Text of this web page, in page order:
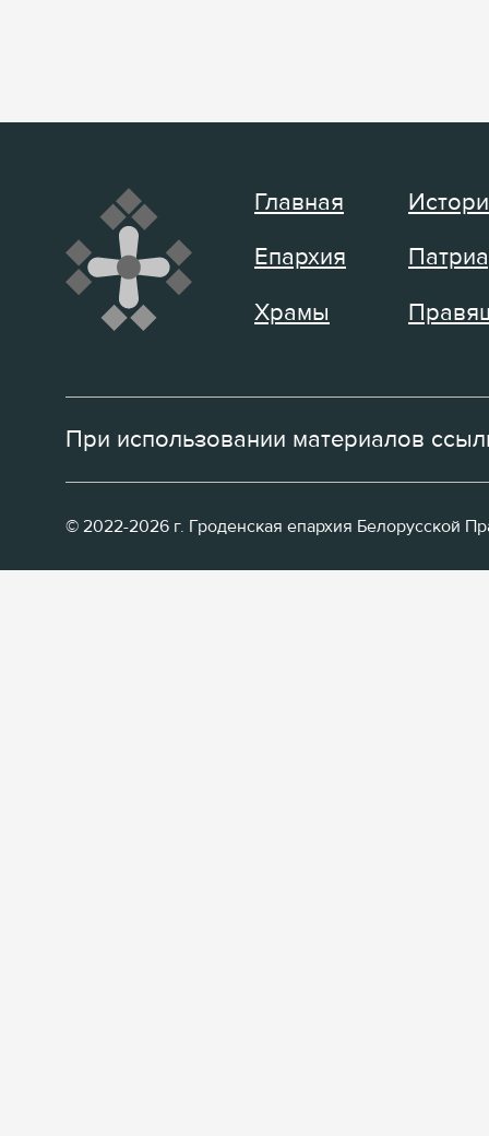
Главная
Епархия
Храмы
При использовании материалов
© 2022-2026 г. Гроденская епархия Белорусской